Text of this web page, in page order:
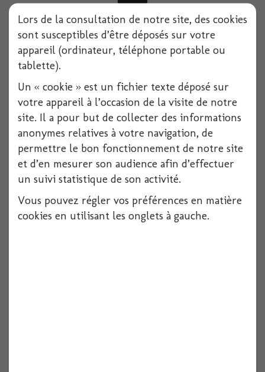
Gob plast. octo. orange 25cl (x10)
10 pièces
Lors de la consultation de notre site, des cookies
sont susceptibles d’être déposés sur votre
appareil (ordinateur, téléphone portable ou
tablette).
Un « cookie » est un fichier texte déposé sur
votre appareil à l’occasion de la visite de notre
site. Il a pour but de collecter des informations
anonymes relatives à votre navigation, de
permettre le bon fonctionnement de notre site
et d’en mesurer son audience afin d’effectuer
un suivi statistique de son activité.
Vous pouvez régler vos préférences en matière
cookies en utilisant les onglets à gauche.